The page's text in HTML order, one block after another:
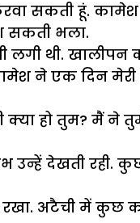
सकती हूं.
सकती भला.
लगी थी.
ने एक दिन
हो तुम? मैं ने
उन्हें देखती रही.
रखा. अटैची में